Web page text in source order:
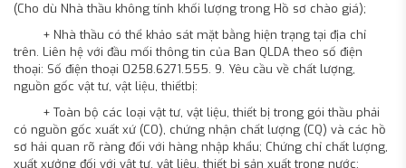
(Cho dù Nhà thầu không tính khối lượng trong Hồ sơ chào giá);
+ Nhà thầu có thể khảo sát mặt bằng hiện trạng tại địa chỉ
trên. Liên hệ với đầu mối thông tin của Ban QLDA theo số điện
thoại: Số điện thoại 0258.6271.555. 9. Yêu cầu về chất lượng,
nguồn gốc vật tư, vật liệu, thiếtbị:
+ Toàn bộ các loại vật tư, vật liệu, thiết bị trong gói thầu phải
có nguồn gốc xuất xứ (CO), chứng nhận chất lượng (CQ) và các hồ
sơ hải quan rõ ràng đối với hàng nhập khẩu; Chứng chỉ chất lượng,
xuất xưởng đối với vật tư, vật liệu, thiết bị sản xuất trong nước;